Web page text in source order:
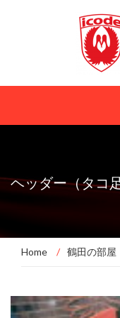
ヘッダー（タコ
Home / 鶴田の部屋